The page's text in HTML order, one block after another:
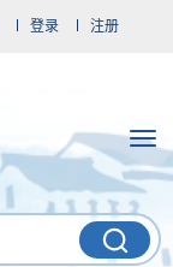
登录 注册